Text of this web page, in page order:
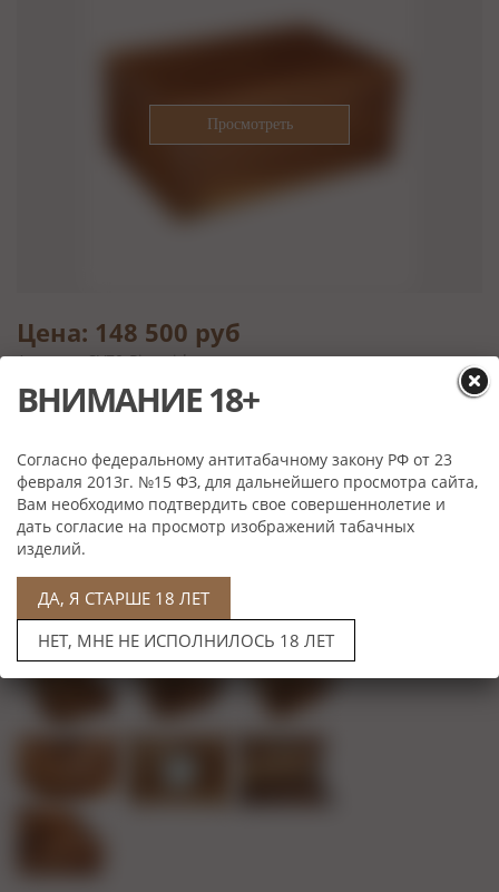
Цена: 148 500 руб
Артикул: SV70-Piramide
Выбрать
Характеристики
Материал: Орех черный Американский, Испанский кедр
Вместимость:
ВНИМАНИЕ 18+
Согласно федеральному антитабачному закону РФ от 23
февраля 2013г. №15 ФЗ, для дальнейшего просмотра сайта,
Вам необходимо подтвердить свое совершеннолетие и
дать согласие на просмотр изображений табачных
изделий.
ДА, Я СТАРШЕ 18 ЛЕТ
НЕТ, МНЕ НЕ ИСПОЛНИЛОСЬ 18 ЛЕТ